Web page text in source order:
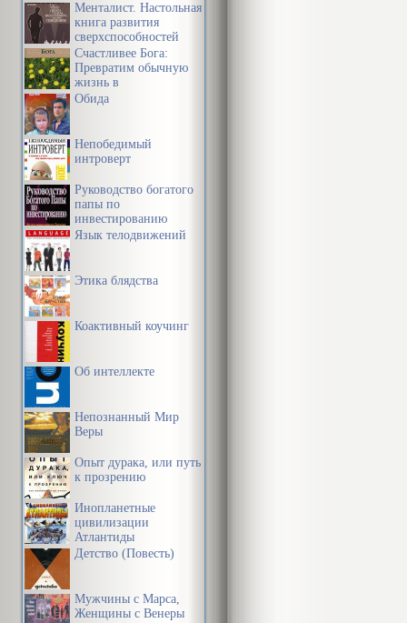
Менталист. Настольная
книга развития
сверхспособностей
сознания
Счастливее Бога:
Превратим обычную
жизнь в
необыкновенное
Обида
Непобедимый
интроверт
Руководство богатого
папы по
инвестированию
Язык телодвижений
Этика блядства
Коактивный коучинг
Об интеллекте
Непознанный Мир
Веры
Опыт дурака, или путь
к прозрению
Инопланетные
цивилизации
Атлантиды
Детство (Повесть)
Мужчины с Марса,
Женщины с Венеры